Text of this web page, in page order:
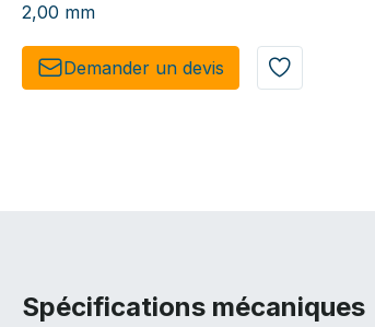
2,00 mm
Demander un de​​vis​​
Spécifications mécaniques